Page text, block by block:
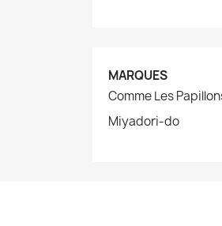
MARQUES
Comme Les
Miyadori-do